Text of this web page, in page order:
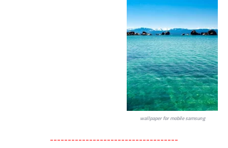
wallpaper for mobile samsung
------------------------------------